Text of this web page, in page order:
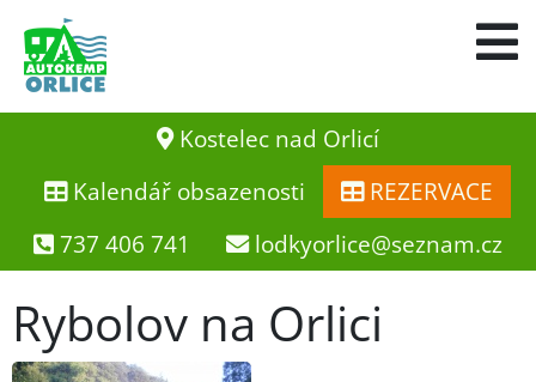
Kostelec nad Orlicí
Kalendář obsazenosti
REZERVACE
737 406 741
lodkyorlice@seznam.cz
Rybolov na Orlici